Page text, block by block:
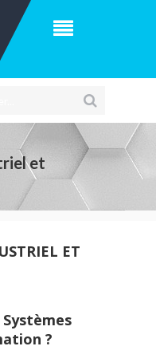
et
ET
?